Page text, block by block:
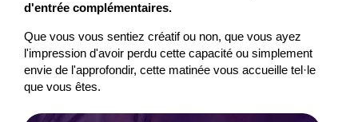
d'entrée complémentaires.
Que vous vous sentiez créatif ou non, que vous ayez
l'impression d'avoir perdu cette capacité ou simplement
envie de l'approfondir, cette matinée vous accueille tel·le
que vous êtes.